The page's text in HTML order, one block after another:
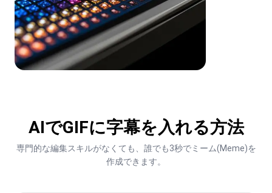
AIでGIFに字幕を入れる方法
専門的な編集スキルがなくても、誰でも3秒でミーム(Meme)を
作成できます。